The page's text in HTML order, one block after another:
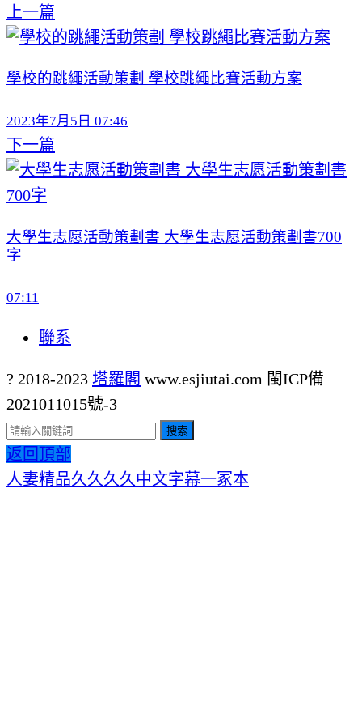
上一篇
學校的跳繩活動策劃 學校跳繩比賽活動方案
2023年7月5日 07:46
下一篇
大學生志愿活動策劃書 大學生志愿活動策劃書700
字
07:11
聯系
? 2018-2023 塔羅閣 www.esjiutai.com 閩ICP備
2021011015號-3
搜索
返回頂部
人妻精品久久久久中文字幕一冢本